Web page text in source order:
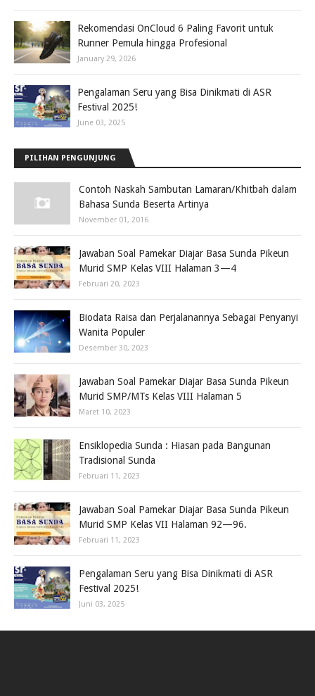
Rekomendasi OnCloud 6 Paling Favorit untuk
Runner Pemula hingga Profesional
January 29, 2026
Pengalaman Seru yang Bisa Dinikmati di ASR
Festival 2025!
June 03, 2025
PILIHAN PENGUNJUNG
Contoh Naskah Sambutan Lamaran/Khitbah dalam
Bahasa Sunda Beserta Artinya
November 01, 2016
Jawaban Soal Pamekar Diajar Basa Sunda Pikeun
Murid SMP Kelas VIII Halaman 3—4
Februari 20, 2023
Biodata Raisa dan Perjalanannya Sebagai Penyanyi
Wanita Populer
Desember 30, 2023
Jawaban Soal Pamekar Diajar Basa Sunda Pikeun
Murid SMP/MTs Kelas VIII Halaman 5
Maret 10, 2023
Ensiklopedia Sunda : Hiasan pada Bangunan
Tradisional Sunda
Februari 11, 2023
Jawaban Soal Pamekar Diajar Basa Sunda Pikeun
Murid SMP Kelas VII Halaman 92—96.
Februari 11, 2023
Pengalaman Seru yang Bisa Dinikmati di ASR
Festival 2025!
Juni 03, 2025